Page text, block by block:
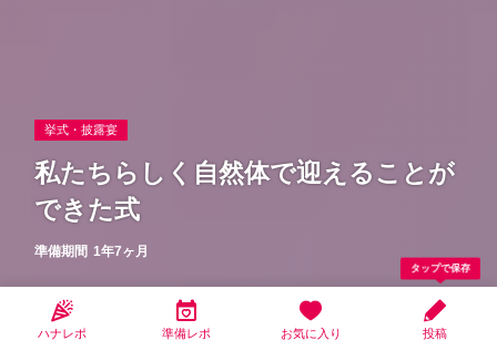
挙式・披露宴
私たちらしく自然体で迎えることが
できた式
準備期間 1年7ヶ月
タップで保存
ハナレポ 準備レポ お気に入り 投稿